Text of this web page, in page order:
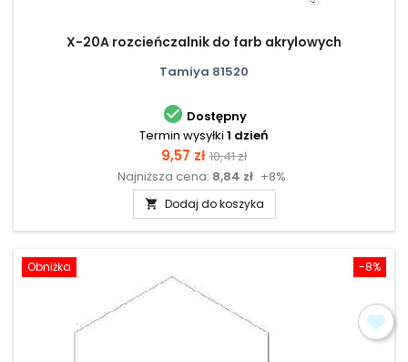
X-20A rozcieńczalnik do farb akrylowych
Tamiya 81520
 Dostępny
Termin wysyłki 1 dzień
Cena
9,57 zł Cena
podstawowa
10,41 zł
Najniższa cena: 8,84 zł +8%
 Dodaj do koszyka
-8%
Obniżka